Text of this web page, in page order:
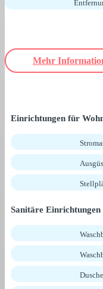
Mehr
Einrichtungen für
Sanitäre Einrichtungen